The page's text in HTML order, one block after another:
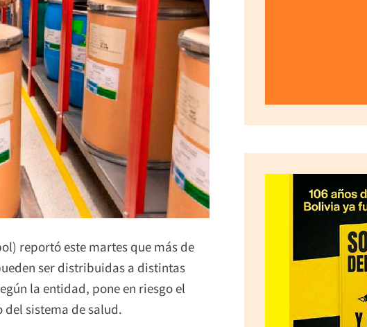
reportó este martes que más de
ser distribuidas a distintas
la entidad, pone en riesgo el
sistema de salud.